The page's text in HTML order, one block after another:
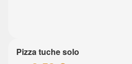
Pizza tuche solo